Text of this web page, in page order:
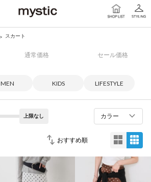
スカート
通常価格 セール価格
MEN KIDS LIFESTYLE
上限なし カラー